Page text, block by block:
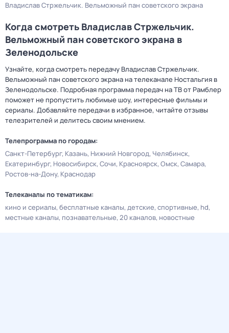
Владислав Стржельчик. Вельможный пан советского экрана
Когда смотреть Владислав Стржельчик.
Вельможный пан советского экрана в
Зеленодольске
Узнайте, когда смотреть передачу Владислав Стржельчик.
Вельможный пан советского экрана на телеканале Ностальгия в
Зеленодольске. Подробная программа передач на ТВ от Рамблер
поможет не пропустить любимые шоу, интересные фильмы и
сериалы. Добавляйте передачи в избранное, читайте отзывы
телезрителей и делитесь своим мнением.
Телепрограмма по городам:
Санкт-Петербург Казань Нижний Новгород Челябинск
Екатеринбург Новосибирск Сочи Красноярск Омск Самара
Ростов-на-Дону Краснодар
Телеканалы по тематикам:
кино и сериалы бесплатные каналы детские спортивные hd
местные каналы познавательные 20 каналов новостные